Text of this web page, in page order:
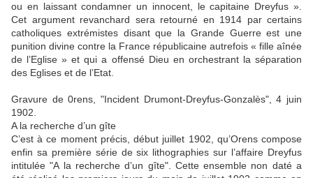
ou en laissant condamner un innocent, le capitaine Dreyfus ».
Cet argument revanchard sera retourné en 1914 par certains
catholiques extrémistes disant que la Grande Guerre est une
punition divine contre la France républicaine autrefois « fille aînée
de l’Eglise » et qui a offensé Dieu en orchestrant la séparation
des Eglises et de l’Etat.
Gravure de 0rens, "Incident Drumont-Dreyfus-Gonzalès", 4 juin
1902.
A la recherche d’un gîte
C’est à ce moment précis, début juillet 1902, qu’Orens compose
enfin sa première série de six lithographies sur l’affaire Dreyfus
intitulée "A la recherche d’un gîte". Cette ensemble non daté a